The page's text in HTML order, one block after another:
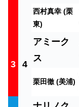
西村真幸 (栗
東)
3 4
アミーク
ス
栗田徹 (美浦)